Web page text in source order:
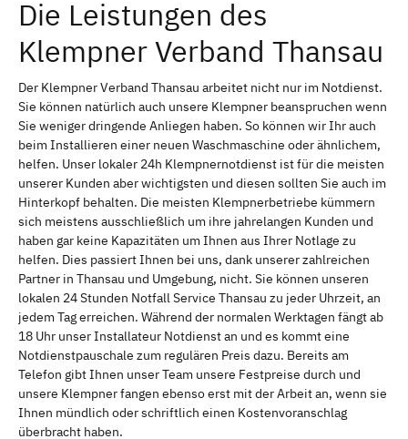
Die Leistungen des
Klempner Verband Thansau
Der Klempner Verband Thansau arbeitet nicht nur im Notdienst.
Sie können natürlich auch unsere Klempner beanspruchen wenn
Sie weniger dringende Anliegen haben. So können wir Ihr auch
beim Installieren einer neuen Waschmaschine oder ähnlichem,
helfen. Unser lokaler 24h Klempnernotdienst ist für die meisten
unserer Kunden aber wichtigsten und diesen sollten Sie auch im
Hinterkopf behalten. Die meisten Klempnerbetriebe kümmern
sich meistens ausschließlich um ihre jahrelangen Kunden und
haben gar keine Kapazitäten um Ihnen aus Ihrer Notlage zu
helfen. Dies passiert Ihnen bei uns, dank unserer zahlreichen
Partner in Thansau und Umgebung, nicht. Sie können unseren
lokalen 24 Stunden Notfall Service Thansau zu jeder Uhrzeit, an
jedem Tag erreichen. Während der normalen Werktagen fängt ab
18 Uhr unser Installateur Notdienst an und es kommt eine
Notdienstpauschale zum regulären Preis dazu. Bereits am
Telefon gibt Ihnen unser Team unsere Festpreise durch und
unsere Klempner fangen ebenso erst mit der Arbeit an, wenn sie
Ihnen mündlich oder schriftlich einen Kostenvoranschlag
überbracht haben.